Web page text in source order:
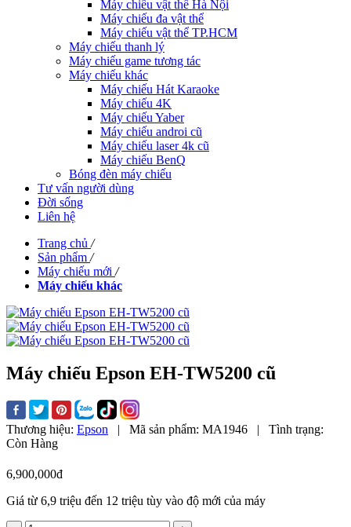
Máy chiếu vật thể Hà Nội
Máy chiếu đa vật thể
Máy chiếu vật thể TP.HCM
Máy chiếu thanh lý
Máy chiếu game tương tác
Máy chiếu khác
Máy chiếu Hát Karaoke
Máy chiếu 4K
Máy chiếu Yaber
Máy chiếu androi cũ
Máy chiếu laser 4k cũ
Máy chiếu BenQ
Bóng đèn máy chiếu
Tư vấn người dùng
Đời sống
Liên hệ
Trang chủ /
Sản phẩm /
Máy chiếu mới /
Máy chiếu khác
Máy chiếu Epson EH-TW5200 cũ
Thương hiệu: Epson | Mã sản phẩm: MA1946 |
Tình trạng:
Còn Hàng
6,900,000đ
Giá từ 6,9 triệu đến 12 triệu tùy vào độ mới của máy